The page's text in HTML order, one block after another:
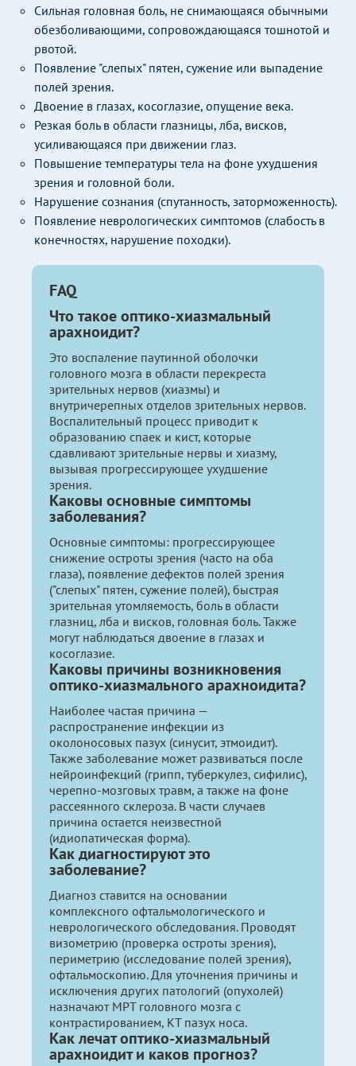
Сильная головная боль, не снимающаяся обычными
обезболивающими, сопровождающаяся тошнотой и
рвотой.
Появление "слепых" пятен, сужение или выпадение
полей зрения.
Двоение в глазах, косоглазие, опущение века.
Резкая боль в области глазницы, лба, висков,
усиливающаяся при движении глаз.
Повышение температуры тела на фоне ухудшения
зрения и головной боли.
Нарушение сознания (спутанность, заторможенность).
Появление неврологических симптомов (слабость в
конечностях, нарушение походки).
FAQ
Что такое оптико-хиазмальный
арахноидит?
Это воспаление паутинной оболочки
головного мозга в области перекреста
зрительных нервов (хиазмы) и
внутричерепных отделов зрительных нервов.
Воспалительный процесс приводит к
образованию спаек и кист, которые
сдавливают зрительные нервы и хиазму,
вызывая прогрессирующее ухудшение
зрения.
Каковы основные симптомы
заболевания?
Основные симптомы: прогрессирующее
снижение остроты зрения (часто на оба
глаза), появление дефектов полей зрения
("слепых" пятен, сужение полей), быстрая
зрительная утомляемость, боль в области
глазниц, лба и висков, головная боль. Также
могут наблюдаться двоение в глазах и
косоглазие.
Каковы причины возникновения
оптико-хиазмального арахноидита?
Наиболее частая причина —
распространение инфекции из
околоносовых пазух (синусит, этмоидит).
Также заболевание может развиваться после
нейроинфекций (грипп, туберкулез, сифилис),
черепно-мозговых травм, а также на фоне
рассеянного склероза. В части случаев
причина остается неизвестной
(идиопатическая форма).
Как диагностируют это
заболевание?
Диагноз ставится на основании
комплексного офтальмологического и
неврологического обследования. Проводят
визометрию (проверка остроты зрения),
периметрию (исследование полей зрения),
офтальмоскопию. Для уточнения причины и
исключения других патологий (опухолей)
назначают МРТ головного мозга с
контрастированием, КТ пазух носа.
Как лечат оптико-хиазмальный
арахноидит и каков прогноз?